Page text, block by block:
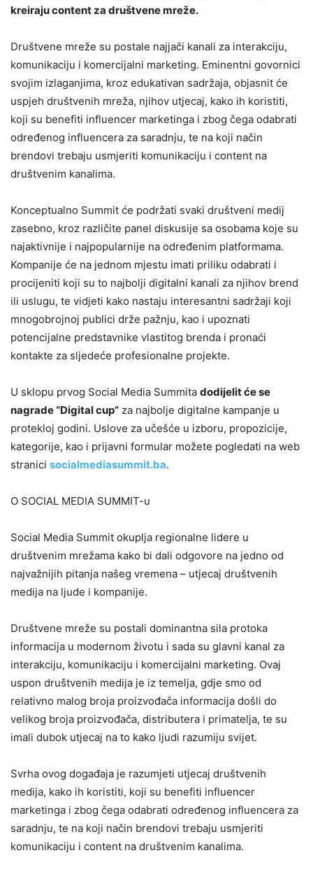
kreiraju content za društvene mreže.
Društvene mreže su postale najjači kanali za interakciju,
komunikaciju i komercijalni marketing. Eminentni govornici
svojim izlaganjima, kroz edukativan sadržaja, objasnit će
uspjeh društvenih mreža, njihov utjecaj, kako ih koristiti,
koji su benefiti influencer marketinga i zbog čega odabrati
određenog influencera za saradnju, te na koji način
brendovi trebaju usmjeriti komunikaciju i content na
društvenim kanalima.
Konceptualno Summit će podržati svaki društveni medij
zasebno, kroz različite panel diskusije sa osobama koje su
najaktivnije i najpopularnije na određenim platformama.
Kompanije će na jednom mjestu imati priliku odabrati i
procijeniti koji su to najbolji digitalni kanali za njihov brend
ili uslugu, te vidjeti kako nastaju interesantni sadržaji koji
mnogobrojnoj publici drže pažnju, kao i upoznati
potencijalne predstavnike vlastitog brenda i pronaći
kontakte za sljedeće profesionalne projekte.
U sklopu prvog Social Media Summita dodijelit će se
nagrade “Digital cup” za najbolje digitalne kampanje u
protekloj godini. Uslove za učešće u izboru, propozicije,
kategorije, kao i prijavni formular možete pogledati na web
stranici socialmediasummit.ba.
O SOCIAL MEDIA SUMMIT-u
Social Media Summit okuplja regionalne lidere u
društvenim mrežama kako bi dali odgovore na jedno od
najvažnijih pitanja našeg vremena – utjecaj društvenih
medija na ljude i kompanije.
​Društvene mreže su postali dominantna sila protoka
informacija u modernom životu i sada su glavni kanal za
interakciju, komunikaciju i komercijalni marketing. Ovaj
uspon društvenih medija je iz temelja, gdje smo od
relativno malog broja proizvođača informacija došli do
velikog broja proizvođača, distributera i primatelja, te su
imali dubok utjecaj na to kako ljudi razumiju svijet.
​Svrha ovog događaja je razumjeti utjecaj društvenih
medija, kako ih koristiti, koji su benefiti influencer
marketinga i zbog čega odabrati određenog influencera za
saradnju, te na koji način brendovi trebaju usmjeriti
komunikaciju i content na društvenim kanalima.